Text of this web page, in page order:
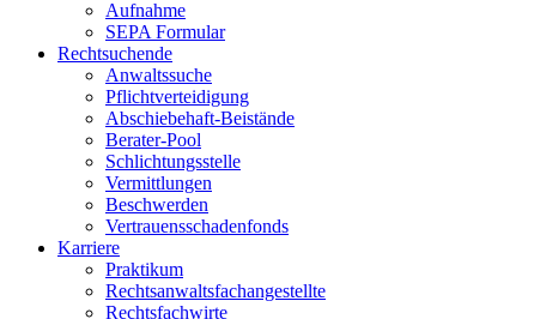
Aufnahme
SEPA Formular
Rechtsuchende
Anwaltssuche
Pflichtverteidigung
Abschiebehaft-Beistände
Berater-Pool
Schlichtungsstelle
Vermittlungen
Beschwerden
Vertrauensschadenfonds
Karriere
Praktikum
Rechtsanwalts­fachangestellte
Rechtsfachwirte